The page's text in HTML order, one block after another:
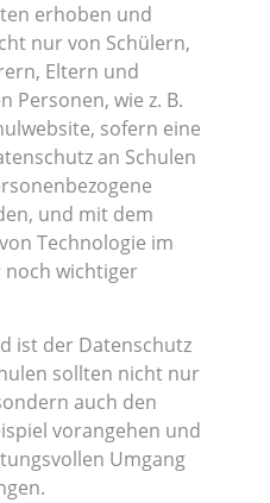
erhoben und
nur von Schülern,
Eltern und
Personen, wie z. B.
sofern eine
an Schulen
und mit dem
Technologie im
noch wichtiger
ist der Datenschutz
sollten nicht nur
auch den
vorangehen und
Umgang